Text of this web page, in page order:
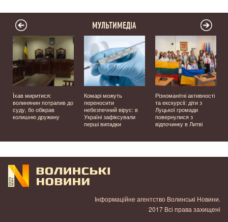
МУЛЬТИМЕДІА
Їхав миритися:
волинянин потрапив до
суду, бо обікрав
колишню дружину
Комарі можуть
переносити
небезпечний вірус: в
Україні зафіксували
перші випадки
Різноманітні активності
та екскурсії: діти з
Луцької громади
повернулися з
відпочинку в Литві
Інформаційне агентство Волинські Новини.
2017 Всі права захищені